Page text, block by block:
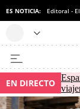
ES NOTICIA: Editoral -
EN DIRECTO